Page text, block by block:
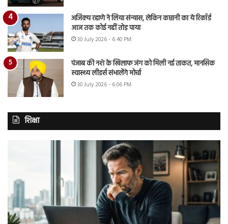
अजिंक्य रहाणे ने लिया संन्यास, लेकिन कप्तानी का ये रिकॉर्ड
आज तक कोई नहीं तोड़ पाया
30 July 2026 - 6:40 PM
पंजाब की नशे के खिलाफ जंग को मिली नई ताकत, मानसिक
स्वास्थ्य लीडर्स संभालेंगे मोर्चा
30 July 2026 - 6:06 PM
शिक्षा